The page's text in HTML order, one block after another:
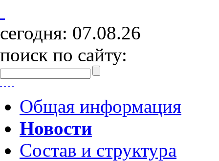
сегодня: 07.08.26
поиск по сайту:
Общая информация
Новости
Состав и структура